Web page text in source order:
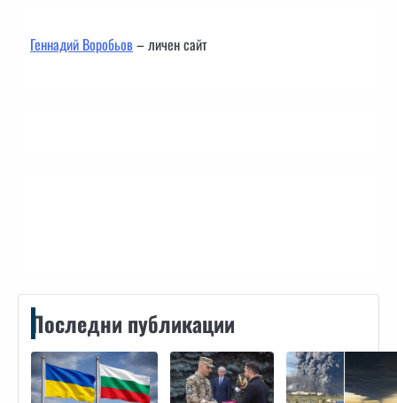
Геннадий Воробьов– личен сайт
Последни публикации